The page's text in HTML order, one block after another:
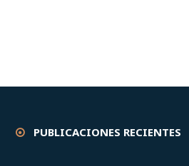
PUBLICACIONES RECIENTES